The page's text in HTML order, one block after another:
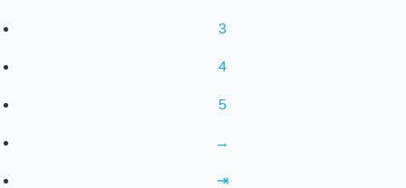
3
4
5
→
⇥